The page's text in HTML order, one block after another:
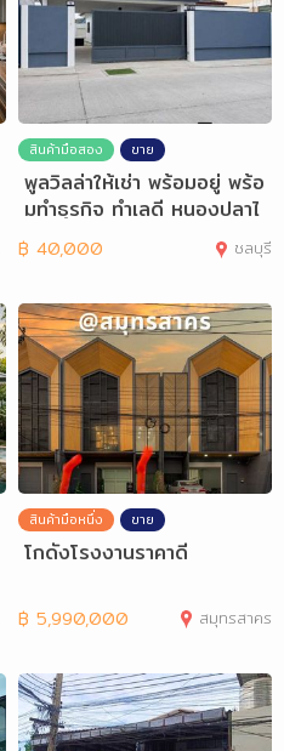
สินค้ามือสอง ขาย
พูลวิลล่าให้เช่า พร้อมอยู่ พร้อ
มทำธุรกิจ ทำเลดี หนองปลาไ
หล
฿ 40,000 ชลบุรี
สินค้ามือหนึ่ง ขาย
โกดังโรงงานราคาดี
฿ 5,990,000 สมุทรสาคร